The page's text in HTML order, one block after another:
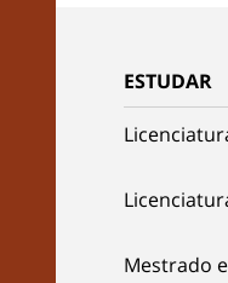
ESTUDAR
Mestrado